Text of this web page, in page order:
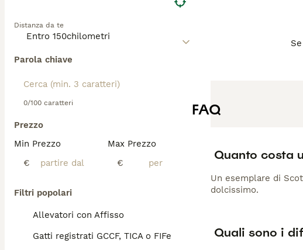
Distanza da te
Parola chiave
0/100 caratteri
Prezzo
Min Prezzo
€
Max Prezzo
€
Filtri popolari
Allevatori con Affisso
Gatti registrati GCCF, TICA o FIFe
FAQ
Quanto costa
Un esemplare di
dolcissimo.
Quali sono i